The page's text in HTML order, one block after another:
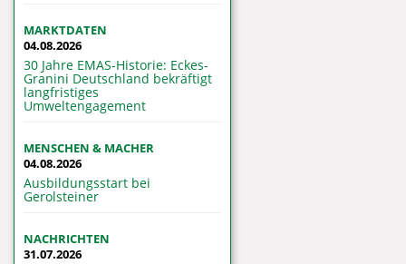
MARKTDATEN
04.08.2026
30 Jahre EMAS-Historie: Eckes-
Granini Deutschland bekräftigt
langfristiges
Umweltengagement
MENSCHEN & MACHER
04.08.2026
Ausbildungsstart bei
Gerolsteiner
NACHRICHTEN
31.07.2026